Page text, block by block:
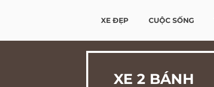
XE ĐẸP CUỘC SỐNG
XE 2 BÁNH